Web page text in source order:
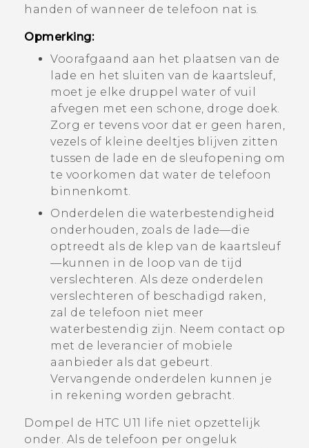
handen of wanneer de telefoon nat is.
Opmerking:
Voorafgaand aan het plaatsen van de
lade en het sluiten van de kaartsleuf,
moet je elke druppel water of vuil
afvegen met een schone, droge doek.
Zorg er tevens voor dat er geen haren,
vezels of kleine deeltjes blijven zitten
tussen de lade en de sleufopening om
te voorkomen dat water de telefoon
binnenkomt.
Onderdelen die waterbestendigheid
onderhouden, zoals de lade—die
optreedt als de klep van de kaartsleuf
—kunnen in de loop van de tijd
verslechteren. Als deze onderdelen
verslechteren of beschadigd raken,
zal de telefoon niet meer
waterbestendig zijn. Neem contact op
met de leverancier of mobiele
aanbieder als dat gebeurt.
Vervangende onderdelen kunnen je
in rekening worden gebracht.
Dompel de HTC U11 life niet opzettelijk
onder. Als de telefoon per ongeluk